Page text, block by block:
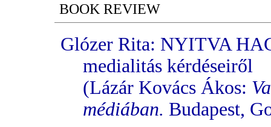
BOOK REVIEW
Glózer Rita: NYITVA
medialitás kérdéseiről
(Lázár Kovács Ákos:
médiában. Budapest,